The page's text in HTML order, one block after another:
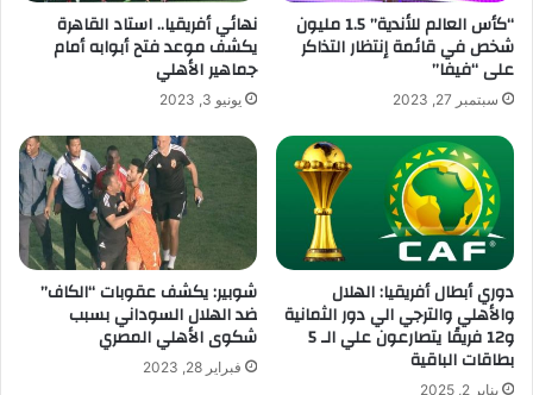
“كأس العالم للأندية” 1.5 مليون
شخص في قائمة إنتظار التذاكر
على “فيفا”
سبتمبر 27, 2023
نهائي أفريقيا.. استاد القاهرة
يكشف موعد فتح أبوابه أمام
جماهير الأهلي
يونيو 3, 2023
دوري أبطال أفريقيا: الهلال
والأهلي والترجي الي دور الثمانية
و12 فريقًا يتصارعون علي الـ 5
بطاقات الباقية
يناير 2, 2025
شوبير: يكشف عقوبات “الكاف”
ضد الهلال السوداني بسبب
شكوى الأهلي المصري
فبراير 28, 2023